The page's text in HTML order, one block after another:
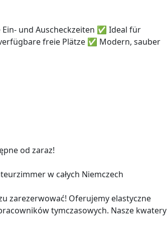
und Auscheckzeiten ✅ Ideal für
freie Plätze ✅ Modern, sauber
od zaraz!
w całych Niemczech
zarezerwować! Oferujemy elastyczne
tymczasowych. Nasze kwatery